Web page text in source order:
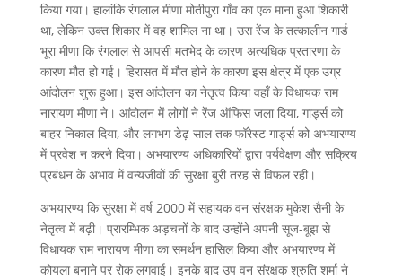
किया गया। हालांकि रंगलाल मीणा मोतीपुरा गाँव का एक माना हुआ शिकारी
था, लेकिन उक्त शिकार में वह शामिल ना था। उस रेंज के तत्कालीन गार्ड
भूरा मीणा कि रंगलाल से आपसी मतभेद के कारण अत्यधिक प्रतारणा के
कारण मौत हो गई। हिरासत में मौत होने के कारण इस क्षेत्र में एक उग्र
आंदोलन शुरू हुआ। इस आंदोलन का नेतृत्व किया वहाँ के विधायक राम
नारायण मीणा ने। आंदोलन में लोगों ने रेंज ऑफिस जला दिया, गार्ड्स को
बाहर निकाल दिया, और लगभग डेढ़ साल तक फॉरेस्ट गार्ड्स को अभयारण्य
में प्रवेश न करने दिया। अभयारण्य अधिकारियों द्वारा पर्यवेक्षण और सक्रिय
प्रबंधन के अभाव में वन्यजीवों की सुरक्षा बुरी तरह से विफल रही।
अभयारण्य कि सुरक्षा में वर्ष 2000 में सहायक वन संरक्षक मुकेश सैनी के
नेतृत्व में बढ़ी। प्रारम्भिक अड़चनों के बाद उन्होंने अपनी सूज-बूझ से
विधायक राम नारायण मीणा का समर्थन हासिल किया और अभयारण्य में
कोयला बनाने पर रोक लगवाई। इनके बाद उप वन संरक्षक श्रुति शर्मा ने